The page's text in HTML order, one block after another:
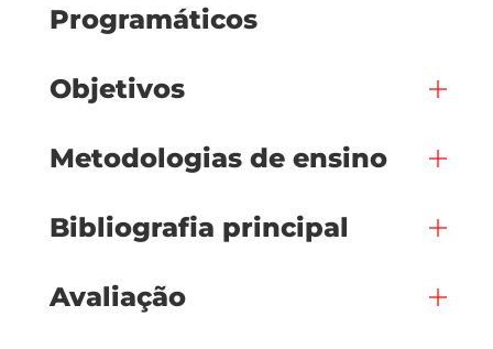
Programáticos
Objetivos
Metodologias de ensino
Bibliografia principal
Avaliação